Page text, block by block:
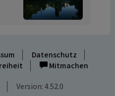
Datenschutz
Mitmachen
Version: 4.52.0